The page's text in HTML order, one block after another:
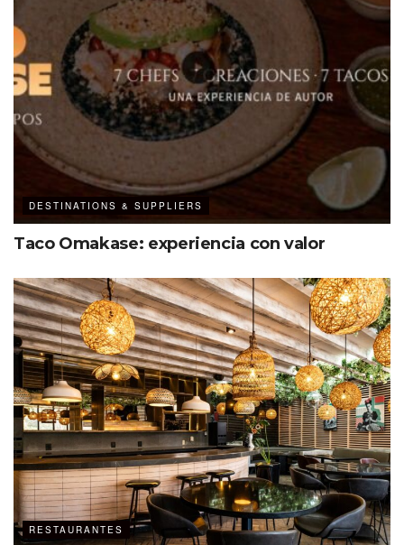
DESTINATIONS & SUPPLIERS
Taco Omakase: experiencia con valor
RESTAURANTES